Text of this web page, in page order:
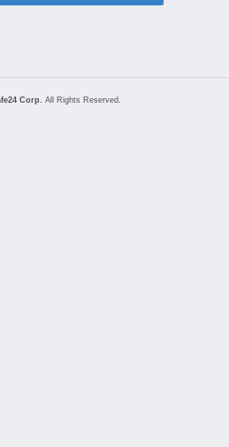
Corp. All Rights Reserved.